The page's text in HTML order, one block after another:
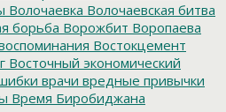
Волочаевка Волочаевская битва
борьба Ворожбит Воропаева
Востокцемент
Восточный экономический
врачи вредные привычки
Время Биробиджана